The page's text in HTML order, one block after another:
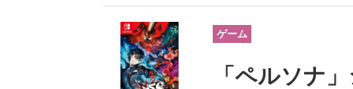
ビジネスと働き方のヒント
ゲーム
「ペルソナ